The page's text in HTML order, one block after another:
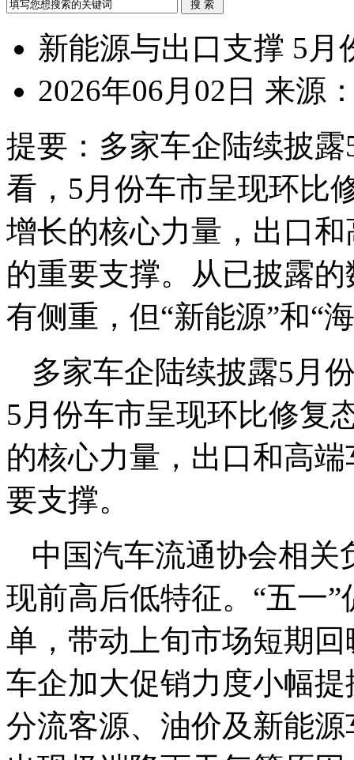
新能源与出口支撑 5月
2026年06月02日 来源
提要： 多家车企陆续披
看，5月份车市呈现环比
增长的核心力量，出口
的重要支撑。从已披露
有侧重，但“新能源”和“
多家车企陆续披露5月
5月份车市呈现环比修复
的核心力量，出口和高
要支撑。
中国汽车流通协会相关
现前高后低特征。“五一
单，带动上旬市场短期
车企加大促销力度小幅
分流客源、油价及新能